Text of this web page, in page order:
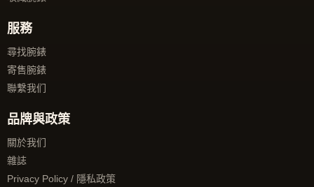
服務
尋找腕錶
寄售腕錶
聯繫我们
品牌與政策
關於我们
雜誌
Privacy Policy / 隱私政策